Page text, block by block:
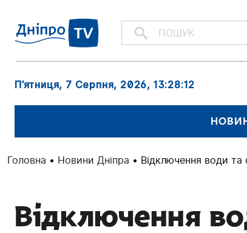
П’ятниця, 7 Серпня, 2026, 13:28:13
Головна • Новини Дніпра • Відключення води та
Відключення